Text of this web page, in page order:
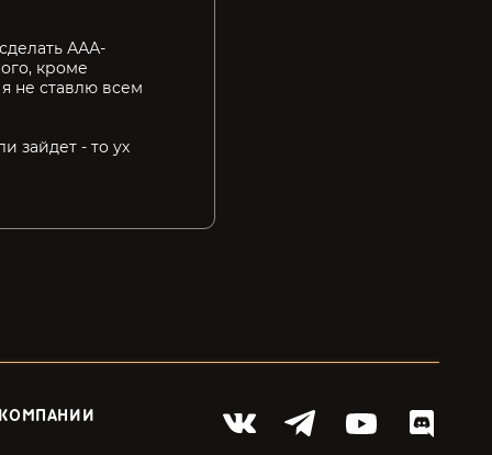
ААА-
кроме
не ставлю всем
зайдет - то ух